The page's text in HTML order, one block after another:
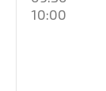
10:00